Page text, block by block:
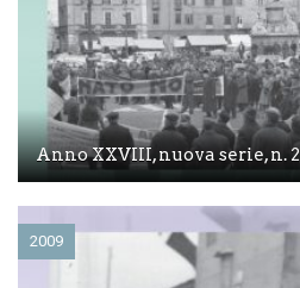
Anno XXVIII, nuova serie, n.
2009